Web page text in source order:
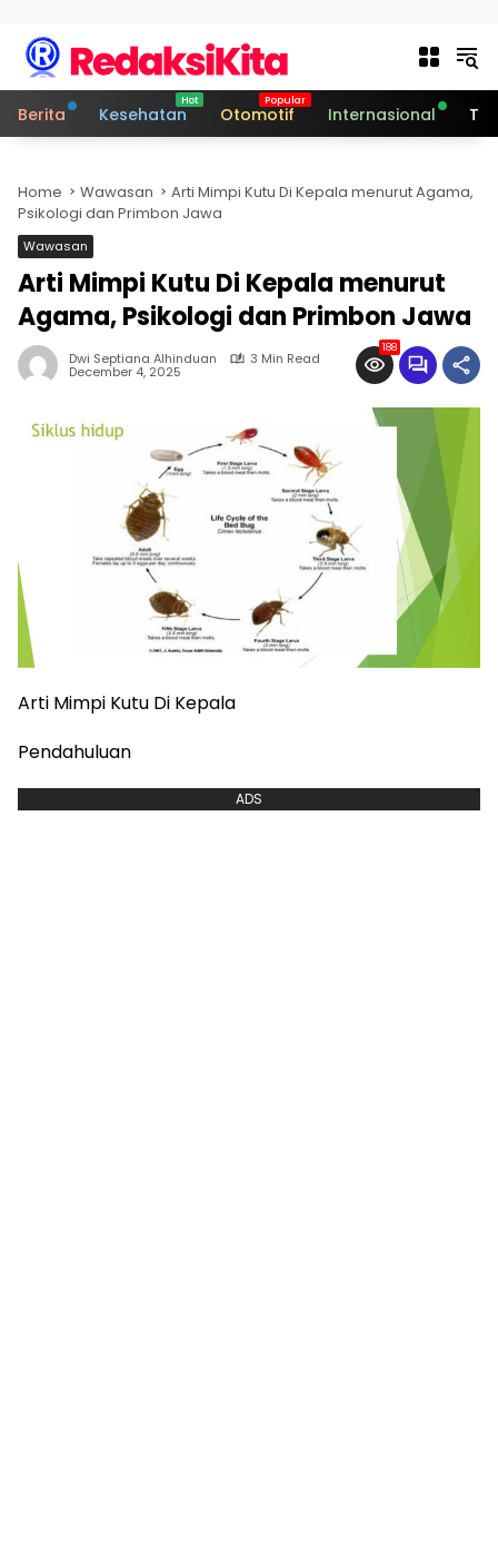
Berita Kesehatan Otomotif Internasional
Home Wawasan
Arti Mimpi Kutu Di Kepala menurut Agama,
Psikologi dan Primbon Jawa
Wawasan
Arti Mimpi Kutu Di Kepala menurut
Agama, Psikologi dan Primbon Jawa
Dwi Septiana Alhinduan 3 Min Read
December 4, 2025
188
Arti Mimpi Kutu Di Kepala
Pendahuluan
ADS